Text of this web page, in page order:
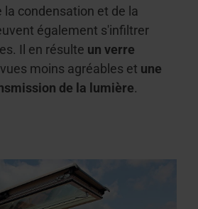
la condensation et de la
également s'infiltrer
Il en résulte un verre
moins agréables et une
de la lumière.